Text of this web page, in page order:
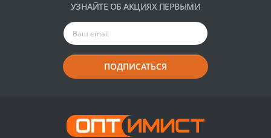
УЗНАЙТЕ ОБ АКЦИЯХ ПЕРВЫМИ
ПОДПИСАТЬСЯ